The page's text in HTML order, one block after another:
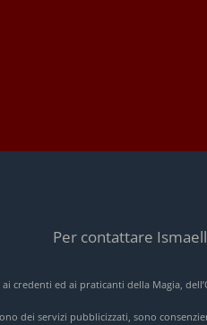
Per contattare
credenti ed ai praticanti della Magia,
dei servizi pubblicizzati, sono